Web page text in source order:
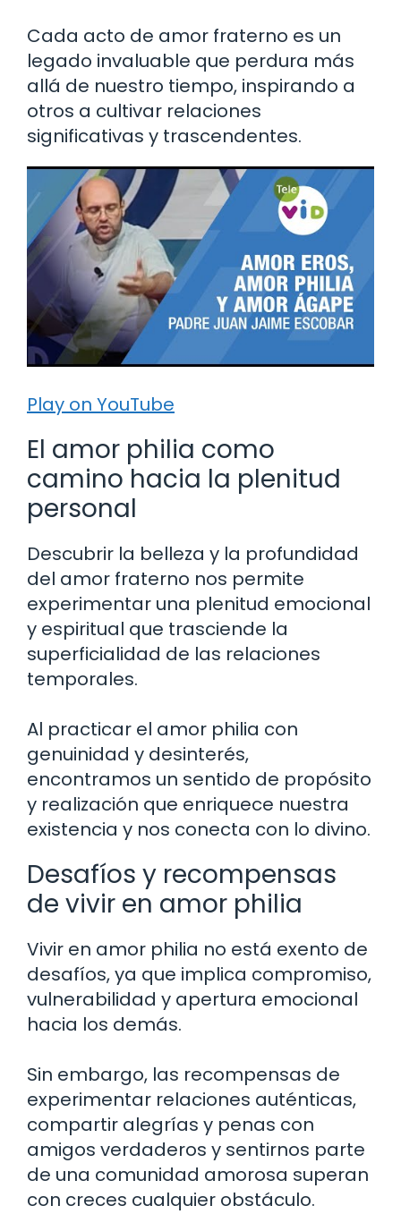
Cada acto de amor fraterno es un
legado invaluable que perdura más
allá de nuestro tiempo, inspirando a
otros a cultivar relaciones
significativas y trascendentes.
Play on YouTube
El amor philia como
camino hacia la plenitud
personal
Descubrir la belleza y la profundidad
del amor fraterno nos permite
experimentar una plenitud emocional
y espiritual que trasciende la
superficialidad de las relaciones
temporales.
Al practicar el amor philia con
genuinidad y desinterés,
encontramos un sentido de propósito
y realización que enriquece nuestra
existencia y nos conecta con lo divino.
Desafíos y recompensas
de vivir en amor philia
Vivir en amor philia no está exento de
desafíos, ya que implica compromiso,
vulnerabilidad y apertura emocional
hacia los demás.
Sin embargo, las recompensas de
experimentar relaciones auténticas,
compartir alegrías y penas con
amigos verdaderos y sentirnos parte
de una comunidad amorosa superan
con creces cualquier obstáculo.